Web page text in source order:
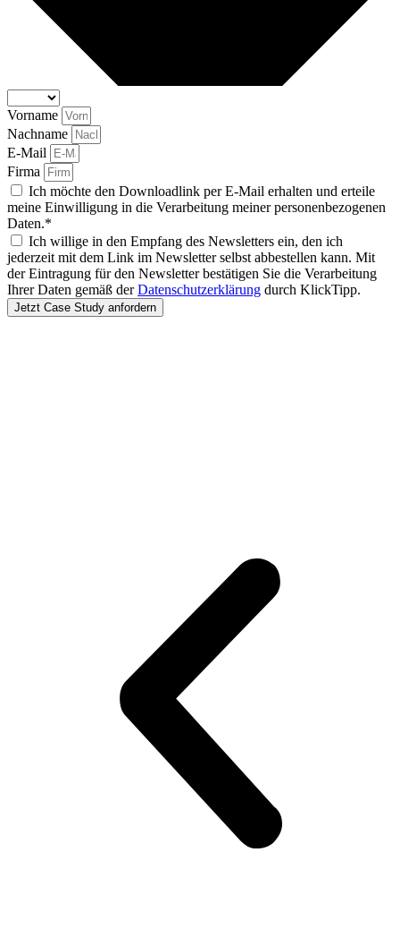
Vorname
Nachname
E-Mail
Firma
Ich möchte den Downloadlink per E-Mail erhalten und erteile
meine Einwilligung in die Verarbeitung meiner personenbezogenen
Daten.*
Ich willige in den Empfang des Newsletters ein, den ich
jederzeit mit dem Link im Newsletter selbst abbestellen kann. Mit
der Eintragung für den Newsletter bestätigen Sie die Verarbeitung
Ihrer Daten gemäß derDatenschutzerklärung durch KlickTipp.
Jetzt Case Study anfordern